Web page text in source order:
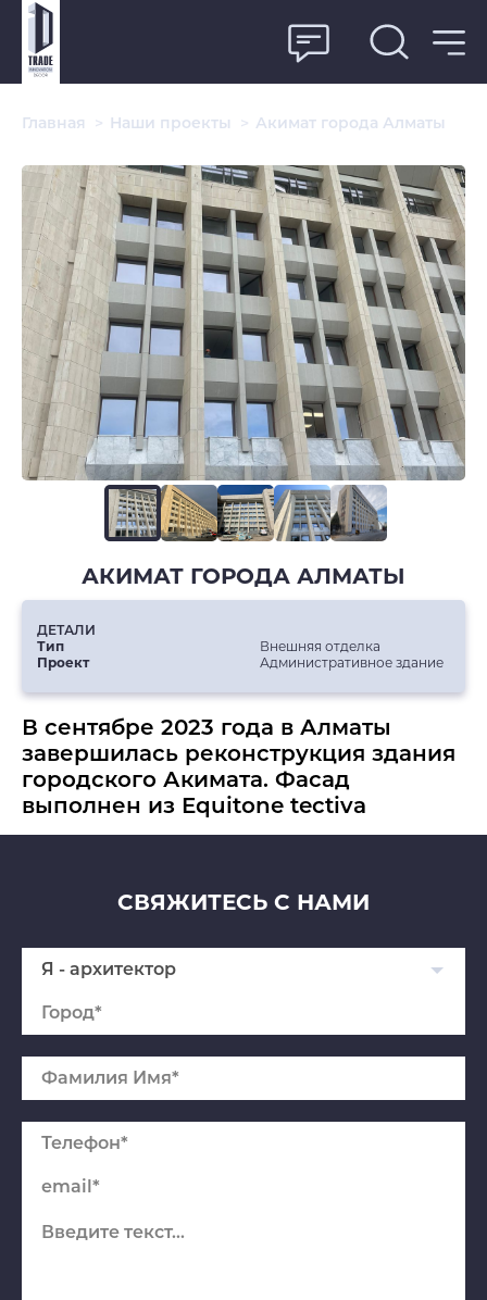
Главная > Наши проекты > Акимат города Алматы
АКИМАТ ГОРОДА АЛМАТЫ
В сентябре 2023 года в Алматы
завершилась реконструкция здания
городского Акимата. Фасад
выполнен из Equitone tectiva
ДЕТАЛИ
Тип
Внешняя отделка
Проект
Административное здание
СВЯЖИТЕСЬ С НАМИ
Я - архитектор